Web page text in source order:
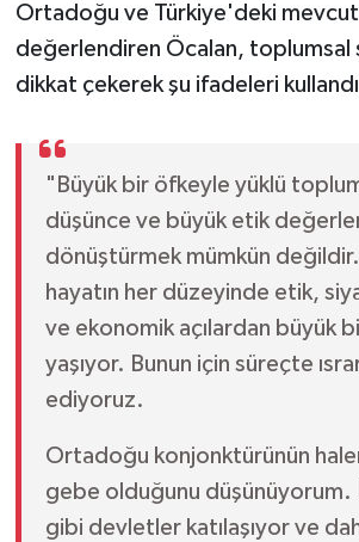
Ortadoğu ve Türkiye'deki
değerlendiren Öcalan, toplumsal
dikkat çekerek şu ifadeleri
"Büyük bir öfkeyle yüklü
düşünce ve büyük etik
dönüştürmek mümkün
hayatın her düzeyinde etik,
ve ekonomik açılardan büyük
yaşıyor. Bunun için süreçte
ediyoruz.
Ortadoğu konjonktürünün
gebe olduğunu düşünüyorum.
gibi devletler katılaşıyor ve